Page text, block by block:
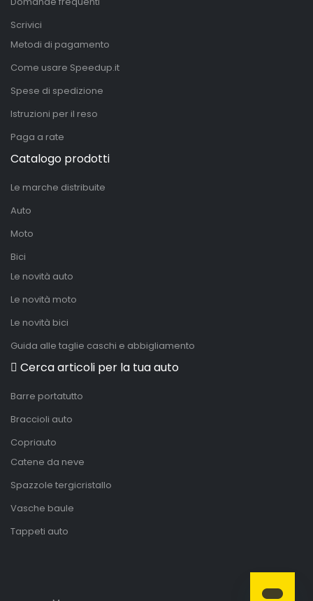
Scrivici
Metodi di pagamento
Come usare Speedup.it
Spese di spedizione
Istruzioni per il reso
Paga a rate
Catalogo prodotti
Le marche distribuite
Auto
Moto
Bici
Le novità auto
Le novità moto
Le novità bici
Guida alle taglie caschi e abbigliamento
Cerca articoli per la tua auto
Barre portatutto
Braccioli auto
Copriauto
Catene da neve
Spazzole tergicristallo
Vasche baule
Tappeti auto